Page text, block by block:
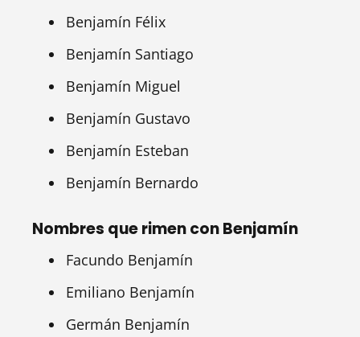
Benjamín Félix
Benjamín Santiago
Benjamín Miguel
Benjamín Gustavo
Benjamín Esteban
Benjamín Bernardo
Nombres que rimen con Benjamín
Facundo Benjamín
Emiliano Benjamín
Germán Benjamín